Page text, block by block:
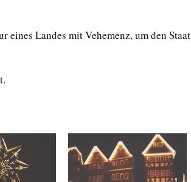
eines Landes mit Vehemenz, um den Staat